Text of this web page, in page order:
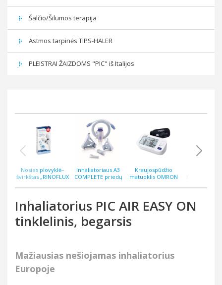
Šalčio/Šilumos terapija
Astmos tarpinės TIPS-HALER
PLEISTRAI ŽAIZDOMS "PIC" iš Italijos
Nosies plovyklė–
švirkštas „RINOFLUX
antgalis
Inhaliatoriaus A3
COMPLETE priedų
Kraujospūdžio
matuoklis OMRON
termometras
Inhaliatorius PIC AIR EASY ON
tinklelinis, begarsis
Mažiausias nešiojamas inhaliatorius
Europoje